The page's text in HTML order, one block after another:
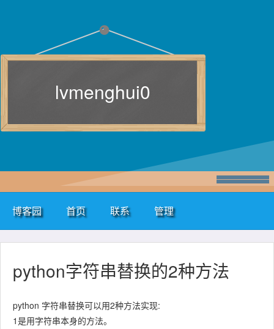
lvmenghui0
博客园 首页 联系 管理
python字符串替换的2种方法
python 字符串替换可以用2种方法实现:
1是用字符串本身的方法。